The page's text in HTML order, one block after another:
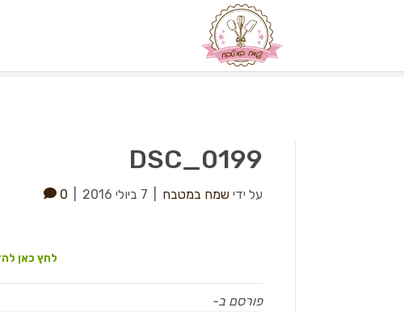
DSC_0199
על ידי שמח במטבח 7 ביולי 2016 0
לחץ כאן
פורסם ב-